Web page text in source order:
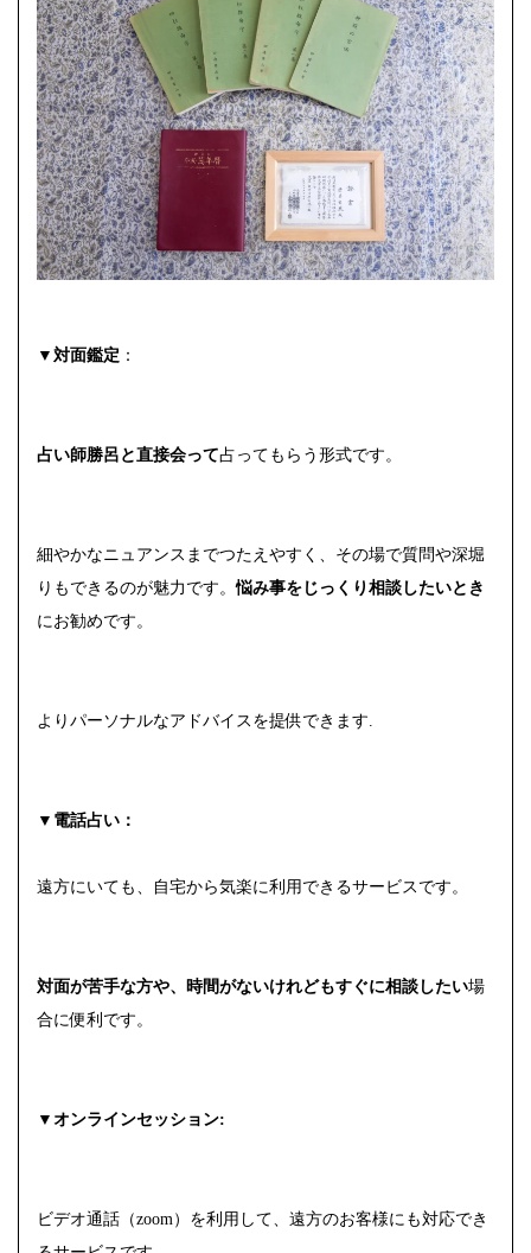
▼対面鑑定 ：
占い師勝呂と直接会って占ってもらう形式です。
細やかなニュアンスまでつたえやすく、その場で質問や深堀
りもできるのが魅力です。悩み事をじっくり相談したいとき
にお勧めです。
よりパーソナルなアドバイスを提供できます.
▼電話占い：
遠方にいても、自宅から気楽に利用できるサービスです。
対面が苦手な方や、時間がないけれどもすぐに相談したい場
合に便利です。
▼オンラインセッション:
ビデオ通話（zoom）を利用して、遠方のお客様にも対応でき